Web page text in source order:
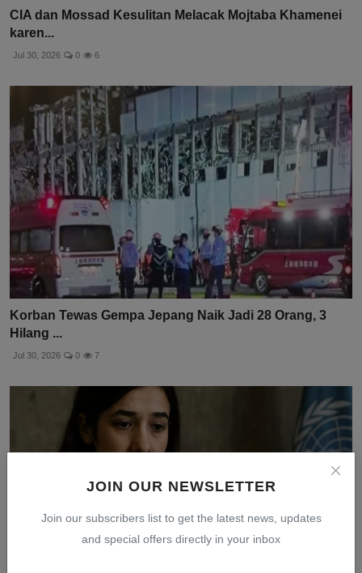
JOIN OUR NEWSLETTER
Join our subscribers list to get the latest news, updates
and special offers directly in your inbox
CIA dan Mossad Kesulitan Melacak Mojtaba Khamenei
karen...
Jul 30, 2026 0 6
Korban Tewas Gempa Jepang Naik Jadi 28 Orang, 3
Hilang ...
Jul 30, 2026 0 7